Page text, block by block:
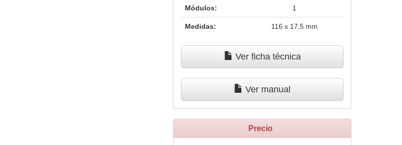
Módulos: 1
Medidas: 116 x 17,5 mm
Ver ficha técnica
Ver manual
Precio